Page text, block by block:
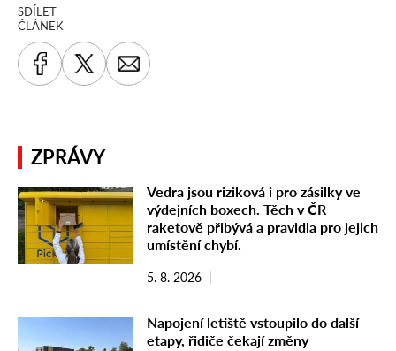
SDÍLET
ČLÁNEK
ZPRÁVY
Vedra jsou riziková i pro zásilky ve
výdejních boxech. Těch v ČR
raketově přibývá a pravidla pro jejich
umístění chybí.
5. 8. 2026
Napojení letiště vstoupilo do další
etapy, řidiče čekají změny